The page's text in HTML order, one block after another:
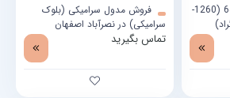
پتو سرامیکی دانسیته 64 (1260-
فروش مدول سرامیکی (بلوک
سرامیکی) در نصرآباد اصفهان
تماس بگیرید